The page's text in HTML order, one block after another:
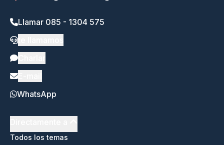
Llamar 085 - 1304 575
WhatsApp
Todos los temas